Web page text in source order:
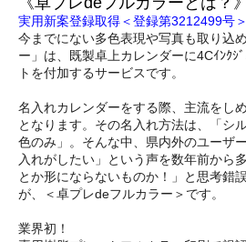
実用新案登録取得＜登録第3212499号＞
今までにない多色表現や写真も取り込
ー」は、既製卓上カレンダーに4Cｲﾝｸｼ
トを付加するサービスです。
名入れカレンダーをする際、主流をし
となります。その名入れ方法は、「シ
色のみ」。そんな中、県内外のユーザ
入れがしたい」という声を数年前から
とか形にならないものか！」と思考錯
が、＜卓プレdeフルカラー＞です。
業界初！